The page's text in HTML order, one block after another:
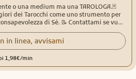
o una medium ma una TAROLOGA.🃏
dei Tarocchi come uno strumento per
di Sè. 📝 Contattami se vuoi
avanti nella tua vita! Sono laureata in
studio Antropologia, Psicologia analitica,
umanistica.
in linea, avvisami
1,98€/min